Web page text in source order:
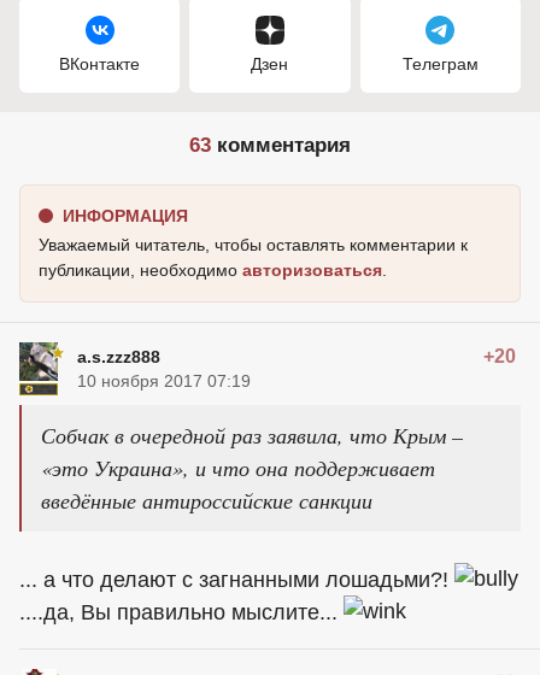
ВКонтакте Дзен Телеграм
63 комментария
ИНФОРМАЦИЯ
Уважаемый читатель, чтобы оставлять комментарии к
публикации, необходимо авторизоваться
a.s.zzz888 +20
10 ноября 2017 07:19
Собчак в очередной раз заявила, что Крым –
«это Украина», и что она поддерживает
введённые антироссийские санкции
... а что делают с загнанными лошадьми?!
....да, Вы правильно мыслите...